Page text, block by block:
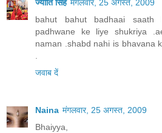
ज्योति सिंह मंगलवार, 25 अगस्त, 2009
bahut bahut badhaai saath
padhwane ke liye shukriya
naman .shabd nahi is bhavana
जवाब दें
Naina मंगलवार, 25 अगस्त, 2009
Bhaiyya,